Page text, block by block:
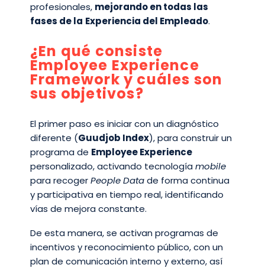
profesionales, mejorando en todas las
fases de la Experiencia del Empleado.
¿En qué consiste
Employee Experience
Framework y cuáles son
sus objetivos?
El primer paso es iniciar con un diagnóstico
diferente (Guudjob Index), para construir un
programa de Employee Experience
personalizado, activando tecnología mobile
para recogerPeople Datade forma continua
y participativa en tiempo real, identificando
vías de mejora constante.
De esta manera, se activan programas de
incentivos y reconocimiento público, con un
plan de comunicación interno y externo, así